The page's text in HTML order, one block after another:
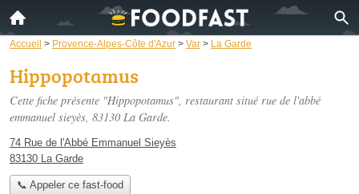
Accueil > Provence-Alpes-Côte d'Azur > Var > La Garde
Hippopotamus
Cette fiche présente "Hippopotamus", restaurant situé rue de l'abbé
emmanuel sieyès, 83130 La Garde.
74 Rue de l'Abbé Emmanuel Sieyès
83130 La Garde
📞 Appeler ce fast-food